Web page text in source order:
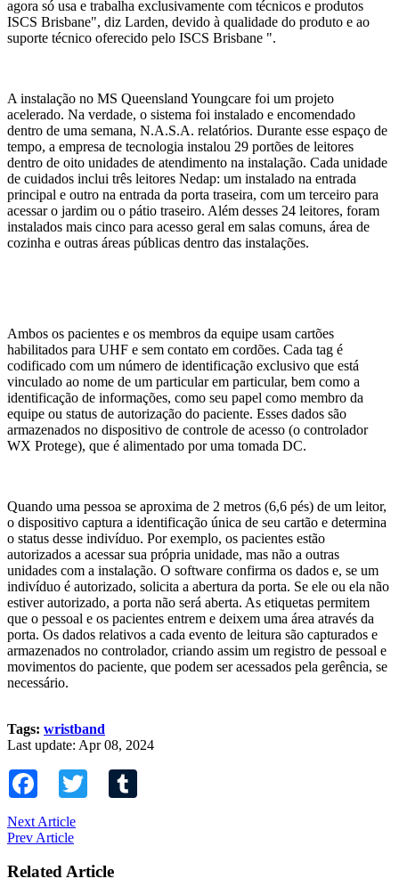
agora só usa e trabalha exclusivamente com técnicos e produtos
ISCS Brisbane", diz Larden, devido à qualidade do produto e ao
suporte técnico oferecido pelo ISCS Brisbane ".
A instalação no MS Queensland Youngcare foi um projeto
acelerado. Na verdade, o sistema foi instalado e encomendado
dentro de uma semana, N.A.S.A. relatórios. Durante esse espaço de
tempo, a empresa de tecnologia instalou 29 portões de leitores
dentro de oito unidades de atendimento na instalação. Cada unidade
de cuidados inclui três leitores Nedap: um instalado na entrada
principal e outro na entrada da porta traseira, com um terceiro para
acessar o jardim ou o pátio traseiro. Além desses 24 leitores, foram
instalados mais cinco para acesso geral em salas comuns, área de
cozinha e outras áreas públicas dentro das instalações.
Ambos os pacientes e os membros da equipe usam cartões
habilitados para UHF e sem contato em cordões. Cada tag é
codificado com um número de identificação exclusivo que está
vinculado ao nome de um particular em particular, bem como a
identificação de informações, como seu papel como membro da
equipe ou status de autorização do paciente. Esses dados são
armazenados no dispositivo de controle de acesso (o controlador
WX Protege), que é alimentado por uma tomada DC.
Quando uma pessoa se aproxima de 2 metros (6,6 pés) de um leitor,
o dispositivo captura a identificação única de seu cartão e determina
o status desse indivíduo. Por exemplo, os pacientes estão
autorizados a acessar sua própria unidade, mas não a outras
unidades com a instalação. O software confirma os dados e, se um
indivíduo é autorizado, solicita a abertura da porta. Se ele ou ela não
estiver autorizado, a porta não será aberta. As etiquetas permitem
que o pessoal e os pacientes entrem e deixem uma área através da
porta. Os dados relativos a cada evento de leitura são capturados e
armazenados no controlador, criando assim um registro de pessoal e
movimentos do paciente, que podem ser acessados ​​pela gerência, se
necessário.
Tags: wristband
Last update: Apr 08, 2024
Facebook Twitter
Next Article
Prev Article
Related Article